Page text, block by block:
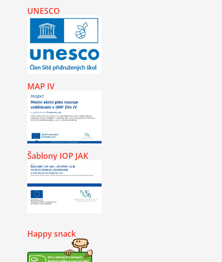
UNESCO
MAP IV
Šablony IOP JAK
Happy snack